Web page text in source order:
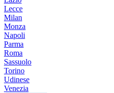
Lecce
Milan
Monza
Napoli
Parma
Roma
Sassuolo
Torino
Udinese
Venezia